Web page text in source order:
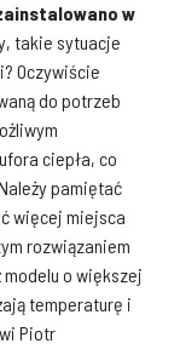
w
takie sytuacje
Oczywiście
do potrzeb
ciepła, co
pamiętać
więcej miejsca
rozwiązaniem
o większej
temperaturę i
Piotr